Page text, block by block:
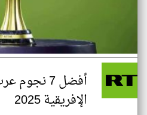
أفضل 7
الإفريقية 2025